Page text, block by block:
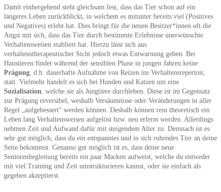
Damit einhergehend steht gleichsam fest, dass das Tier schon auf ein
längeres Leben zurückblickt, in welchem es mitunter bereits viel (Positives
und Negatives) erlebt hat. Dies bringt für die neuen Besitzer*innen oft die
Angst mit sich, dass das Tier durch bestimmte Erlebnisse unerwünschte
Verhaltensweisen etabliert hat. Hierzu lässt sich aus
verhaltenstherapeutischer Sicht jedoch etwas Entwarnung geben. Bei
Haustieren findet während der sensiblen Phase in jungen Jahren keine
Prägung, d.h. dauerhafte Aufnahme von Reizen ins Verhaltensrepertoir,
statt. Vielmehr handelt es sich bei Hunden und Katzen um eine
Sozialisation, welche sie als Jungtiere durchleben. Diese ist im Gegensatz
zur Prägung reversibel, weshalb Versäumnisse oder Veränderungen in aller
Regel „aufgebessert“ werden können. Deshalb können rein theoretisch ein
Leben lang Verhaltensweisen aufgelöst bzw. neu erlernt werden. Allerdings
nehmen Zeit und Aufwand dafür mit steigendem Alter zu. Demnach ist es
sehr gut möglich, dass du ein entspanntes und in sich ruhendes Tier an deine
Seite bekommst. Genauso gut möglich ist es, dass deine neue
Seniorenbegleitung bereits ein paar Macken aufweist, welche du entweder
mit viel Training und Zeit umstrukturieren kannst, oder sie einfach als
gegeben akzeptierst.